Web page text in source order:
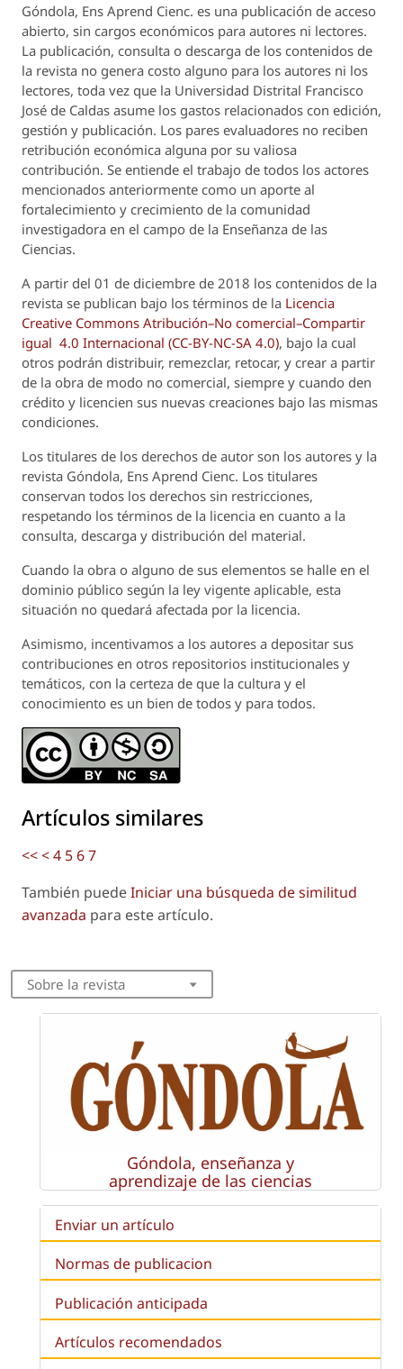
Góndola, Ens Aprend Cienc. es una publicación de acceso
abierto, sin cargos económicos para autores ni lectores.
La publicación, consulta o descarga de los contenidos de
la revista no genera costo alguno para los autores ni los
lectores, toda vez que la Universidad Distrital Francisco
José de Caldas asume los gastos relacionados con edición,
gestión y publicación. Los pares evaluadores no reciben
retribución económica alguna por su valiosa
contribución. Se entiende el trabajo de todos los actores
mencionados anteriormente como un aporte al
fortalecimiento y crecimiento de la comunidad
investigadora en el campo de la Enseñanza de las
Ciencias.
A partir del 01 de diciembre de 2018 los contenidos de la
revista se publican bajo los términos de la Licencia
Creative Commons Atribución–No comercial–Compartir
igual 4.0 Internacional (CC-BY-NC-SA 4.0), bajo la cual
otros podrán distribuir, remezclar, retocar, y crear a partir
de la obra de modo no comercial, siempre y cuando den
crédito y licencien sus nuevas creaciones bajo las mismas
condiciones.
Los titulares de los derechos de autor son los autores y la
revista Góndola, Ens Aprend Cienc. Los titulares
conservan todos los derechos sin restricciones,
respetando los términos de la licencia en cuanto a la
consulta, descarga y distribución del material.
Cuando la obra o alguno de sus elementos se halle en el
dominio público según la ley vigente aplicable, esta
situación no quedará afectada por la licencia.
Asimismo, incentivamos a los autores a depositar sus
contribuciones en otros repositorios institucionales y
temáticos, con la certeza de que la cultura y el
conocimiento es un bien de todos y para todos.
Artículos similares
<<<4 567
También puedeIniciar una búsqueda de similitud
avanzada para este artículo.
Sobre la revista
Góndola, enseñanza y
aprendizaje de las ciencias
Enviar un artículo
Normas de publicacion
Publicación anticipada
Artículos recomendados